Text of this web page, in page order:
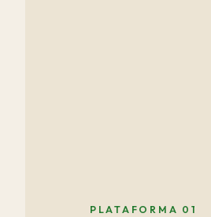
PLATAFORMA 01